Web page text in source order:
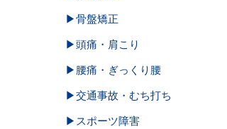
▶骨盤矯正
▶頭痛・肩こり
▶腰痛・ぎっくり腰
▶交通事故・むち打ち
▶スポーツ障害